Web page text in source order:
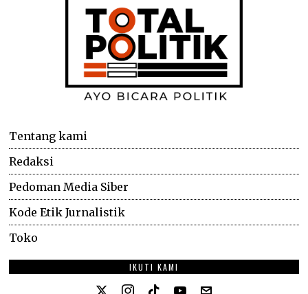
Tentang kami
Redaksi
Pedoman Media Siber
Kode Etik Jurnalistik
Toko
IKUTI KAMI